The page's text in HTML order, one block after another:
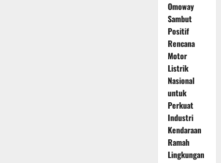
Omoway
Sambut
Positif
Rencana
Motor
Listrik
Nasional
untuk
Perkuat
Industri
Kendaraan
Ramah
Lingkungan